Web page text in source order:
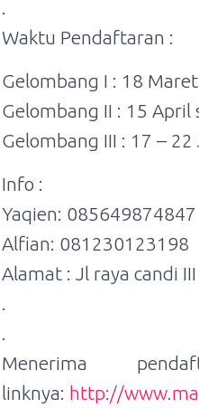
Waktu Pendaftaran :
Gelombang I : 18
Gelombang II : 15 April
Gelombang III : 17 – 22
Info :
Yaqien: 085649874847
Alfian: 081230123198
Alamat : Jl raya candi
Menerima
linknya: http://